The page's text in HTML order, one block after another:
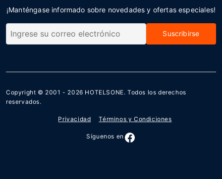
¡Manténgase informado sobre novedades y ofertas especiales!
Suscribirse
Copyright © 2001 - 2026 HOTELSONE. Todos los derechos
reservados.
Privacidad Términos y Condiciones
Síguenos en